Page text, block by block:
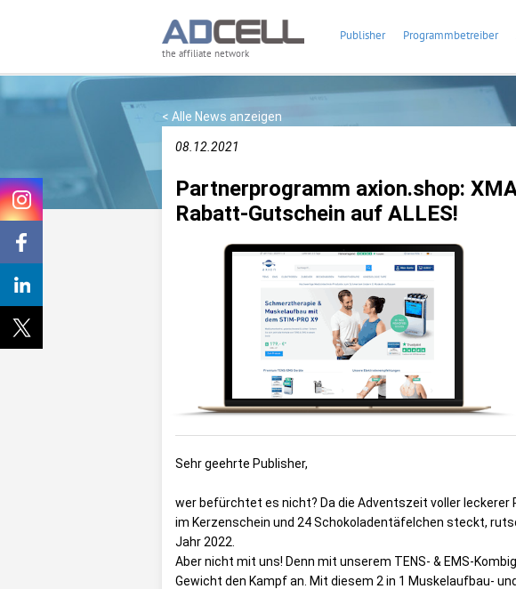
the affiliate network
Publisher Programmbetreiber
< Alle News anzeigen
08.12.2021
Partnerprogramm axion.shop:
Rabatt-Gutschein auf ALLES!
Sehr geehrte Publisher,
wer befürchtet es nicht? Da die Adventszeit voller leckerer
im Kerzenschein und 24 Schokoladentäfelchen steckt,
Jahr 2022.
Aber nicht mit uns! Denn mit unserem TENS- & EMS-
Gewicht den Kampf an. Mit diesem 2 in 1 Muskelaufbau-